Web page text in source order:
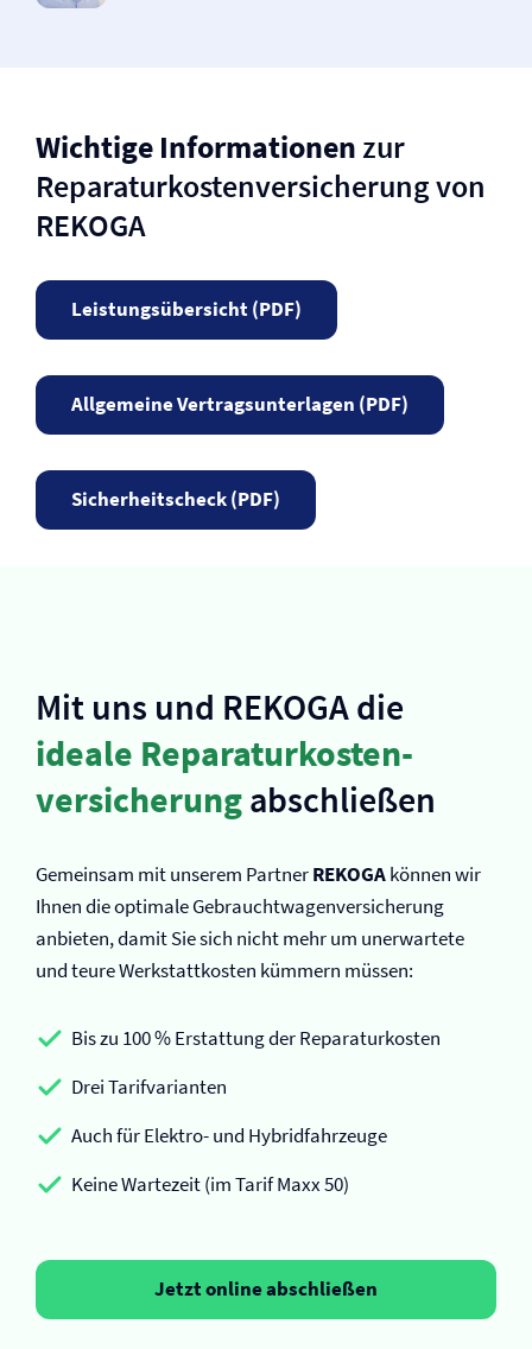
Wichtige Informationenzur
Reparaturkosten­versicherung von
REKOGA
Leistungs­übersicht (PDF)
Allgemeine Vertrags­unterlagen (PDF)
Sicherheits­check (PDF)
Mit uns und REKOGA die
ideale Reparaturkosten­
versicherungabschließen
Gemeinsam mit unserem PartnerREKOGAkönnen wir
Ihnen die optimale Gebrauchtwagen­versicherung
anbieten, damit Sie sich nicht mehr um unerwartete
und teure Werkstattkosten kümmern müssen:
Bis zu 100 % Erstattung der Reparaturkosten
Drei Tarifvarianten
Auch für Elektro- und Hybridfahrzeuge
Keine Wartezeit (im Tarif Maxx 50)
Jetzt online abschließen